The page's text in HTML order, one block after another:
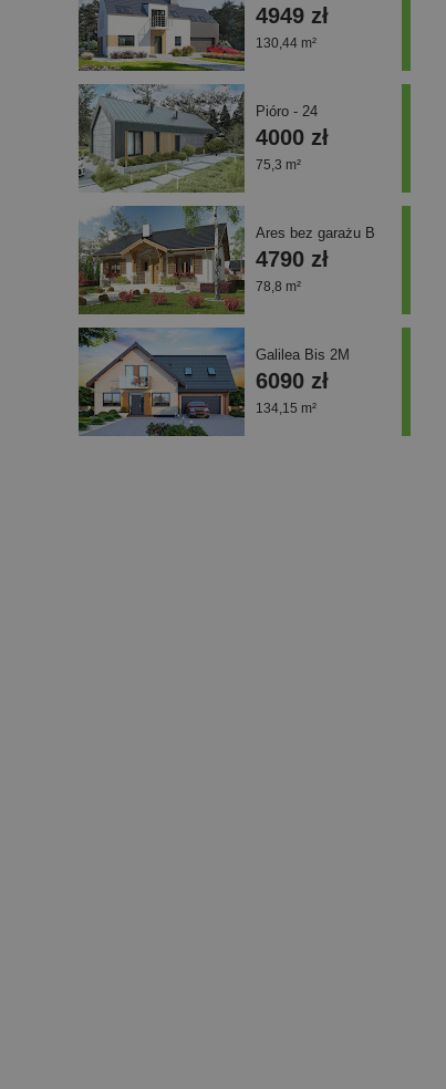
130,44 m²
4949 zł
Pióro - 24
75,3 m²
4000 zł
Ares bez garażu B
78,8 m²
4790 zł
Galilea Bis 2M
134,15 m²
6090 zł